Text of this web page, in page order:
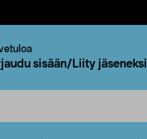
sisään/Liity jäseneksi